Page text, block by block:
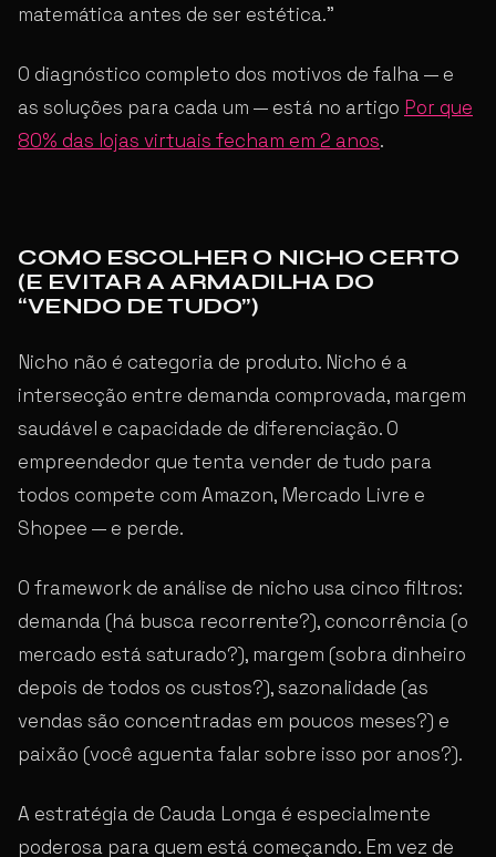
matemática antes de ser estética.”
O diagnóstico completo dos motivos de falha — e
as soluções para cada um — está no artigo Por que
80% das lojas virtuais fecham em 2 anos.
COMO ESCOLHER O NICHO CERTO
(E EVITAR A ARMADILHA DO
“VENDO DE TUDO”)
Nicho não é categoria de produto. Nicho é a
intersecção entre demanda comprovada, margem
saudável e capacidade de diferenciação. O
empreendedor que tenta vender de tudo para
todos compete com Amazon, Mercado Livre e
Shopee — e perde.
O framework de análise de nicho usa cinco filtros:
demanda (há busca recorrente?), concorrência (o
mercado está saturado?), margem (sobra dinheiro
depois de todos os custos?), sazonalidade (as
vendas são concentradas em poucos meses?) e
paixão (você aguenta falar sobre isso por anos?).
A estratégia de Cauda Longa é especialmente
poderosa para quem está começando. Em vez de